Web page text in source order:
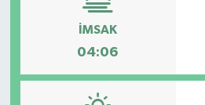
İMSAK
04:06
Spor